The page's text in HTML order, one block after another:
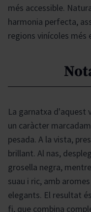
més accessible.
harmonia perfecta,
regions vinícoles més
La garnatxa d'aquest
un caràcter
pesada. A la vista,
brillant. Al nas,
grosella negra,
suau i ric, amb
elegants. El resultat
fi, que combina